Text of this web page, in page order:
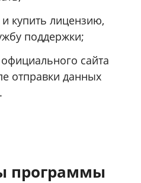
купить лицензию,
поддержки;
сайта
отправки данных
программы